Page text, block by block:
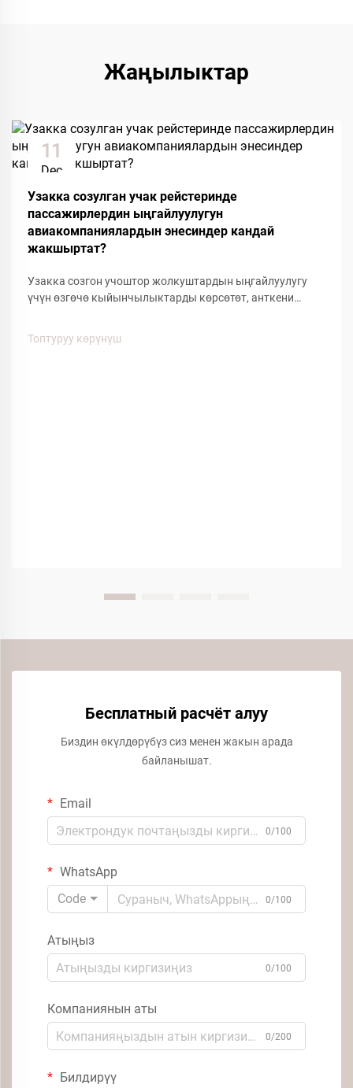
Жаңылыктар
11
Dec
Узакка созулган учак рейстеринде
пассажирлердин ыңгайлуулугун
авиакомпаниялардын энесиндер кандай
жакшыртат?
Узакка созгон учоштор жолкуштардын ыңгайлуулугу
үчүн өзгөчө кыйынчылыктарды көрсөтөт, анткени
жакшылыгына таасирин тийгизет. Авиалиниялардын
Топтуруу көрүнүш
Бесплатный расчёт алуу
Биздин өкүлдөрүбүз сиз менен жакын арада
байланышат.
Email
0/100
WhatsApp
Code
0/100
Атыңыз
0/100
Компаниянын аты
0/200
Билдирүү